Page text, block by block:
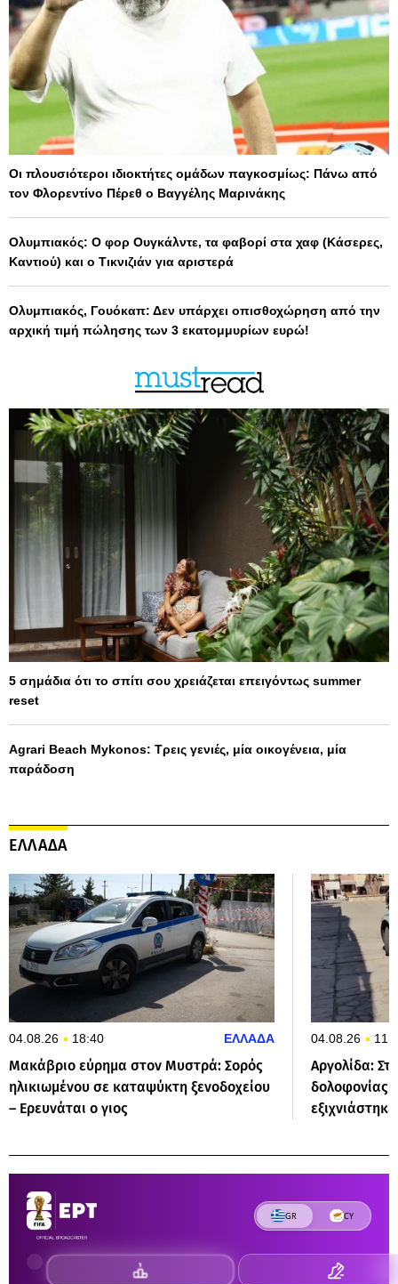
Οι πλουσιότεροι ιδιοκτήτες ομάδων παγκοσμίως: Πάνω από
τον Φλορεντίνο Πέρεθ ο Βαγγέλης Μαρινάκης
Ολυμπιακός: Ο φορ Ουγκάλντε, τα φαβορί στα χαφ (Κάσερες,
Καντιού) και ο Τικνιζιάν για αριστερά
Ολυμπιακός, Γουόκαπ: Δεν υπάρχει οπισθοχώρηση από την
αρχική τιμή πώλησης των 3 εκατομμυρίων ευρώ!
5 σημάδια ότι το σπίτι σου χρειάζεται επειγόντως summer
reset
Agrari Beach Mykonos: Τρεις γενιές, μία οικογένεια, μία
παράδοση
ΕΛΛΑΔΑ
04.08.26 18:40 ΕΛΛΑΔΑ
Μακάβριο εύρημα στον Μυστρά: Σορός
ηλικιωμένου σε καταψύκτη ξενοδοχείου
– Ερευνάται ο γιος
04.08.26
Αργολίδα:
δολοφονίας